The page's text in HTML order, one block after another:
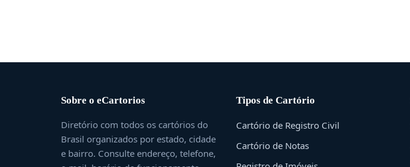
Sobre o eCartorios
Diretório com todos os cartórios do
Brasil organizados por estado, cidade
e bairro. Consulte endereço, telefone,
Tipos de Cartório
Cartório de Registro Civil
Cartório de Notas